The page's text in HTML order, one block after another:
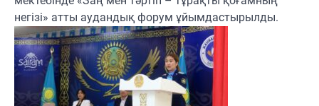
негізі» атты аудандық форум ұйымдастырылды.